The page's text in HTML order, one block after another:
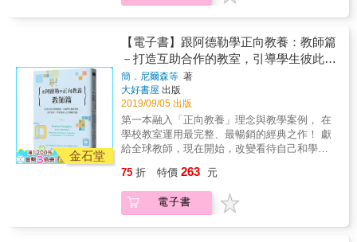
金石堂
【電子書】跟阿德勒學正向教養：教師篇
－打造互助合作的教室，引導學生彼此尊
重、勇於負責，學習成功人生所需的技能
簡．尼爾森等 著
大好書屋 出版
2019/09/05 出版
第一本融入「正向教養」理念與教學案例， 在
學校教室運用最完整、最暢銷的經典之作！ 獻
給全球教師，現在開始，改變看待自己和學生
重與互助氛圍的教室！ 每位教育工作者都該人
手一本！ 阿德勒說：「一名教育者最重要的工
作，就是確保沒有任何孩子在學校裡感到氣
75 折 特價 263 元
電子書